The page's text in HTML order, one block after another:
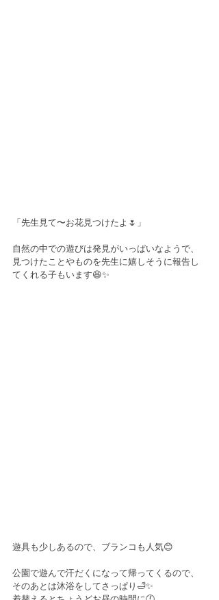
「先生見て〜お花見つけたよ🌷」
自然の中での遊びは発見がいっぱいなようで、
見つけたことやものを先生に嬉しそうに報告し
てくれる子もいます😆✨
遊具も少しあるので、ブランコも人気😊
公園で遊んで汗だくになって帰ってくるので、
そのあとは沐浴をしてさっぱり🛁✨